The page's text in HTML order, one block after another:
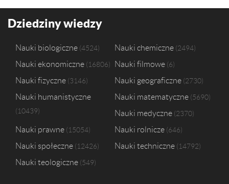
Dziedziny wiedzy
Nauki biologiczne 4524 Nauki chemiczne 2494
Nauki ekonomiczne 16806 Nauki filmowe 6
Nauki fizyczne 3146 Nauki geograficzne 2730
Nauki humanistyczne
10439
Nauki matematyczne 5690
Nauki medyczne 2370
Nauki prawne 15054 Nauki rolnicze 646
Nauki społeczne 12426 Nauki techniczne 14792
Nauki teologiczne 549